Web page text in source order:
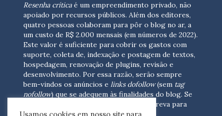
Resenha críticaé um empreendimento privado, não
apoiado por recursos públicos. Além dos editores,
quatro pessoas colaboram para pôr o blog no ar, a
um custo de R$ 2.000 mensais (em números de 2022).
Este valor é suficiente para cobrir os gastos com
suporte, coleta de, indexação e postagem de textos,
hospedagem, renovação de plugins, revisão e
desenvolvimento. Por essa razão, serão sempre
bem-vindos os anúncios e links dofollow(sem tag
nofollow) que se adequem às finalidades do blog. Se
escreva para
nós(contato@resenhacritica.com.br)